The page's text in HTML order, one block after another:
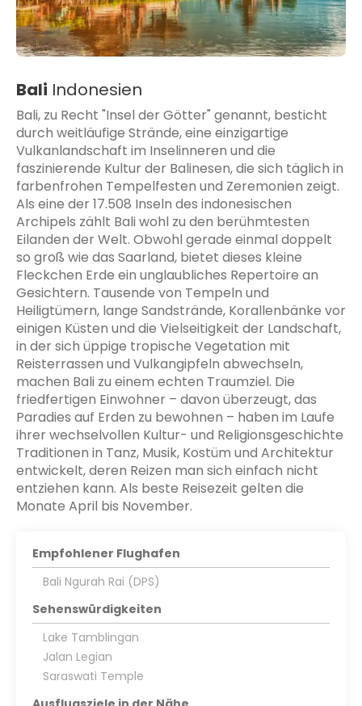
Bali Indonesien
Bali, zu Recht "Insel der Götter" genannt, besticht
durch weitläufige Strände, eine einzigartige
Vulkanlandschaft im Inselinneren und die
faszinierende Kultur der Balinesen, die sich täglich in
farbenfrohen Tempelfesten und Zeremonien zeigt.
Als eine der 17.508 Inseln des indonesischen
Archipels zählt Bali wohl zu den berühmtesten
Eilanden der Welt. Obwohl gerade einmal doppelt
so groß wie das Saarland, bietet dieses kleine
Fleckchen Erde ein unglaubliches Repertoire an
Gesichtern. Tausende von Tempeln und
Heiligtümern, lange Sandstrände, Korallenbänke vor
einigen Küsten und die Vielseitigkeit der Landschaft,
in der sich üppige tropische Vegetation mit
Reisterrassen und Vulkangipfeln abwechseln,
machen Bali zu einem echten Traumziel. Die
friedfertigen Einwohner – davon überzeugt, das
Paradies auf Erden zu bewohnen – haben im Laufe
ihrer wechselvollen Kultur- und Religionsgeschichte
Traditionen in Tanz, Musik, Kostüm und Architektur
entwickelt, deren Reizen man sich einfach nicht
entziehen kann. Als beste Reisezeit gelten die
Monate April bis November.
Empfohlener Flughafen
Bali Ngurah Rai (DPS)
Sehenswürdigkeiten
Lake Tamblingan
Jalan Legian
Saraswati Temple